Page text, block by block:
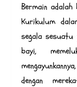
Bermain
Kurikulum
segala sesuatu
bayi,
dengan